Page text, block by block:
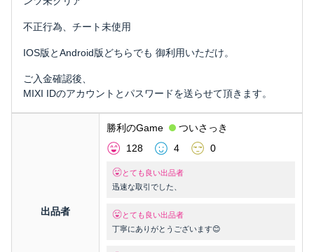
不正行為、チート未使用
IOS版とAndroid版どちらでも 御利用いただけ。
ご入金確認後、
MIXI IDのアカウントとパスワードを送らせて頂きます。
出品者
勝利のGame
ついさっき
128
4 0
とても良い出品者
迅速な取引でした、
とても良い出品者
丁寧にありがとうございます😊